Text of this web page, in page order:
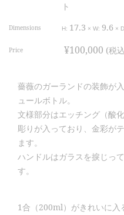
ト
Dimensions H: 17.3 × W: 9.6 ×
Price ¥100,000 (税
薔薇のガーランドの装飾が
ュールボトル。
文様部分はエッチング（酸
彫りが入っており、金彩が
ます。
ハンドルはガラスを捩じっ
す。
1合（200ml）がきれいに入